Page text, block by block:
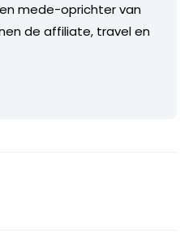
mede-oprichter van
de affiliate, travel en